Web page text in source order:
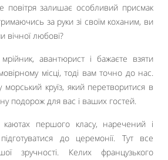
повітря залишає особливий присмак
за руки зі своїм коханим, ви
вічної любові?
авантюрист і бажаєте взяти
місці, тоді вам точно до нас.
круїз, який перетворитися в
подорож для вас і ваших гостей.
першого класу, наречений і
до церемонії. Тут все
зручності. Келих французького